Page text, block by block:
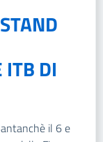
ITB DI
il 6 e